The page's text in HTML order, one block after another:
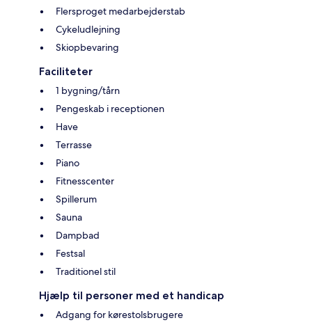
Flersproget medarbejderstab
Cykeludlejning
Skiopbevaring
Faciliteter
1 bygning/tårn
Pengeskab i receptionen
Have
Terrasse
Piano
Fitnesscenter
Spillerum
Sauna
Dampbad
Festsal
Traditionel stil
Hjælp til personer med et handicap
Adgang for kørestolsbrugere